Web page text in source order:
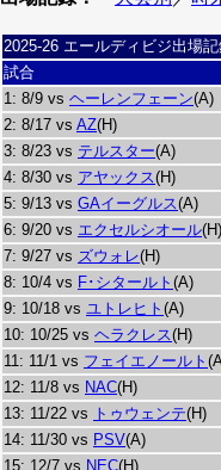
2025-26 エールディビジ出場記
試合
1: 8/9 vs ヘーレンフェーン(A)
2: 8/17 vs AZ(H)
3: 8/23 vs テルスター(A)
4: 8/30 vs アヤックス(H)
5: 9/13 vs GAイーグルス(A)
6: 9/20 vs エクセルシオール(H)
7: 9/27 vs ズウォレ(H)
8: 10/4 vs F･シタールト (A)
9: 10/18 vs ユトレヒト (A)
10: 10/25 vs ヘラクレス(H)
11: 11/1 vs フェイエノールト
12: 11/8 vs NAC(H)
13: 11/22 vs トゥウェンテ(H)
14: 11/30 vs PSV(A)
15: 12/7 vs NEC(H)